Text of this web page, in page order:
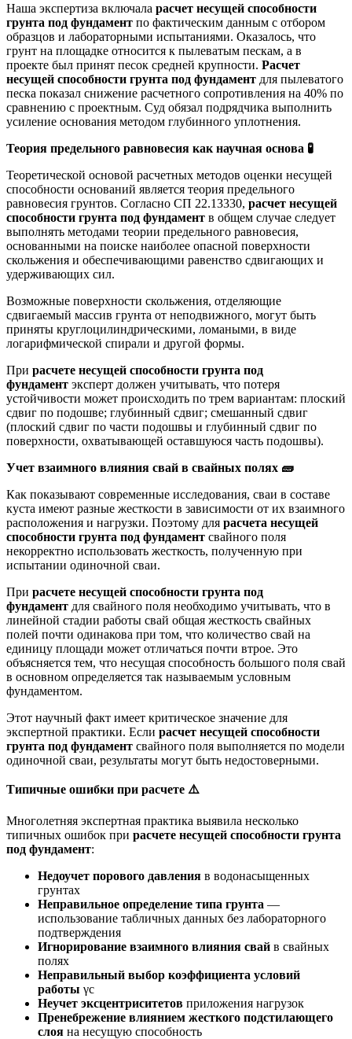
Наша экспертиза включала расчет несущей способности
грунта под фундамент по фактическим данным с отбором
образцов и лабораторными испытаниями. Оказалось, что
грунт на площадке относится к пылеватым пескам, а в
проекте был принят песок средней крупности. Расчет
несущей способности грунта под фундамент для пылеватого
песка показал снижение расчетного сопротивления на 40% по
сравнению с проектным. Суд обязал подрядчика выполнить
усиление основания методом глубинного уплотнения.
Теория предельного равновесия как научная основа 🧪
Теоретической основой расчетных методов оценки несущей
способности оснований является теория предельного
равновесия грунтов. Согласно СП 22.13330, расчет несущей
способности грунта под фундамент в общем случае следует
выполнять методами теории предельного равновесия,
основанными на поиске наиболее опасной поверхности
скольжения и обеспечивающими равенство сдвигающих и
удерживающих сил.
Возможные поверхности скольжения, отделяющие
сдвигаемый массив грунта от неподвижного, могут быть
приняты круглоцилиндрическими, ломаными, в виде
логарифмической спирали и другой формы.
При расчете несущей способности грунта под
фундамент эксперт должен учитывать, что потеря
устойчивости может происходить по трем вариантам: плоский
сдвиг по подошве; глубинный сдвиг; смешанный сдвиг
(плоский сдвиг по части подошвы и глубинный сдвиг по
поверхности, охватывающей оставшуюся часть подошвы).
Учет взаимного влияния свай в свайных полях 🧱
Как показывают современные исследования, сваи в составе
куста имеют разные жесткости в зависимости от их взаимного
расположения и нагрузки. Поэтому для расчета несущей
способности грунта под фундамент свайного поля
некорректно использовать жесткость, полученную при
испытании одиночной сваи.
При расчете несущей способности грунта под
фундамент для свайного поля необходимо учитывать, что в
линейной стадии работы свай общая жесткость свайных
полей почти одинакова при том, что количество свай на
единицу площади может отличаться почти втрое. Это
объясняется тем, что несущая способность большого поля свай
в основном определяется так называемым условным
фундаментом.
Этот научный факт имеет критическое значение для
экспертной практики. Если расчет несущей способности
грунта под фундамент свайного поля выполняется по модели
одиночной сваи, результаты могут быть недостоверными.
Типичные ошибки при расчете ⚠️
Многолетняя экспертная практика выявила несколько
типичных ошибок при расчете несущей способности грунта
под фундамент:
Недоучет порового давления в водонасыщенных
грунтах
Неправильное определение типа грунта —
использование табличных данных без лабораторного
подтверждения
Игнорирование взаимного влияния свай в свайных
полях
Неправильный выбор коэффициента условий
работы γc
Неучет эксцентриситетов приложения нагрузок
Пренебрежение влиянием жесткого подстилающего
слоя на несущую способность